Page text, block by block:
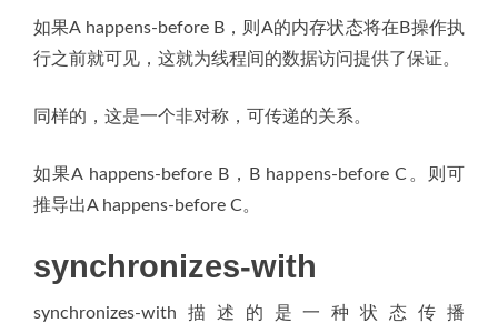
如果A happens-before B，则A的内存状态将在B操作执
行之前就可见，这就为线程间的数据访问提供了保证。
同样的，这是一个非对称，可传递的关系。
如果A happens-before B，B happens-before C。则可
推导出A happens-before C。
synchronizes-with
synchronizes-with描述的是一种状态传播